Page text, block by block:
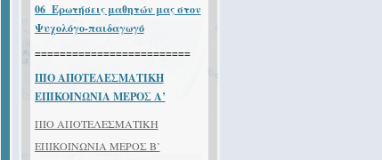
06 Ερωτήσεις μαθητών μας στον
Ψυχολόγο-παιδαγωγό
=========================
ΠΙΟ ΑΠΟΤΕΛΕΣΜΑΤΙΚΗ
EΠIKOINΩNIA ΜΕΡΟΣ Α’
ΠΙΟ ΑΠΟΤΕΛΕΣΜΑΤΙΚΗ
EΠIKOINΩNIA ΜΕΡΟΣ Β’